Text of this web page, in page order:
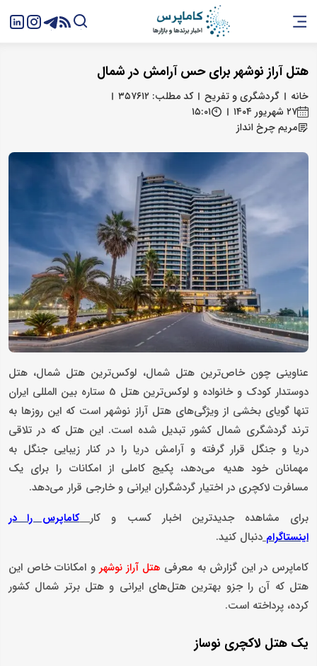
هتل آراز نوشهر برای حس آرامش در شمال
خانه گردشگری و تفریح
کد مطلب: ۳۵۷۶۱۲
۲۷ شهریور ۱۴۰۴
۱۵:۰۱
مریم چرخ انداز
عناوینی چون خاص‌ترین هتل شمال، لوکس‌ترین هتل شمال، هتل
دوستدار کودک و خانواده و لوکس‌ترین هتل 5 ستاره بین المللی ایران
تنها گویای بخشی از ویژگی‌های هتل آراز نوشهر است که این روزها به
ترند گردشگری شمال کشور تبدیل شده است. این هتل که در تلاقی
دریا و جنگل قرار گرفته و آرامش دریا را در کنار زیبایی جنگل به
مهمانان خود هدیه می‌دهد، پکیج کاملی از امکانات را برای یک
مسافرت لاکچری در اختیار گردشگران ایرانی و خارجی قرار می‌دهد.
برای مشاهده جدیدترین اخبار کسب و کار
کاماپرس را در
اینستاگرام دنبال کنید.
کاماپرس در این گزارش به معرفی هتل آراز نوشهرو امکانات خاص این
هتل که آن را جزو بهترین هتل‌های ایرانی و هتل برتر شمال کشور
کرده، پرداخته است.
یک هتل لاکچری نوساز